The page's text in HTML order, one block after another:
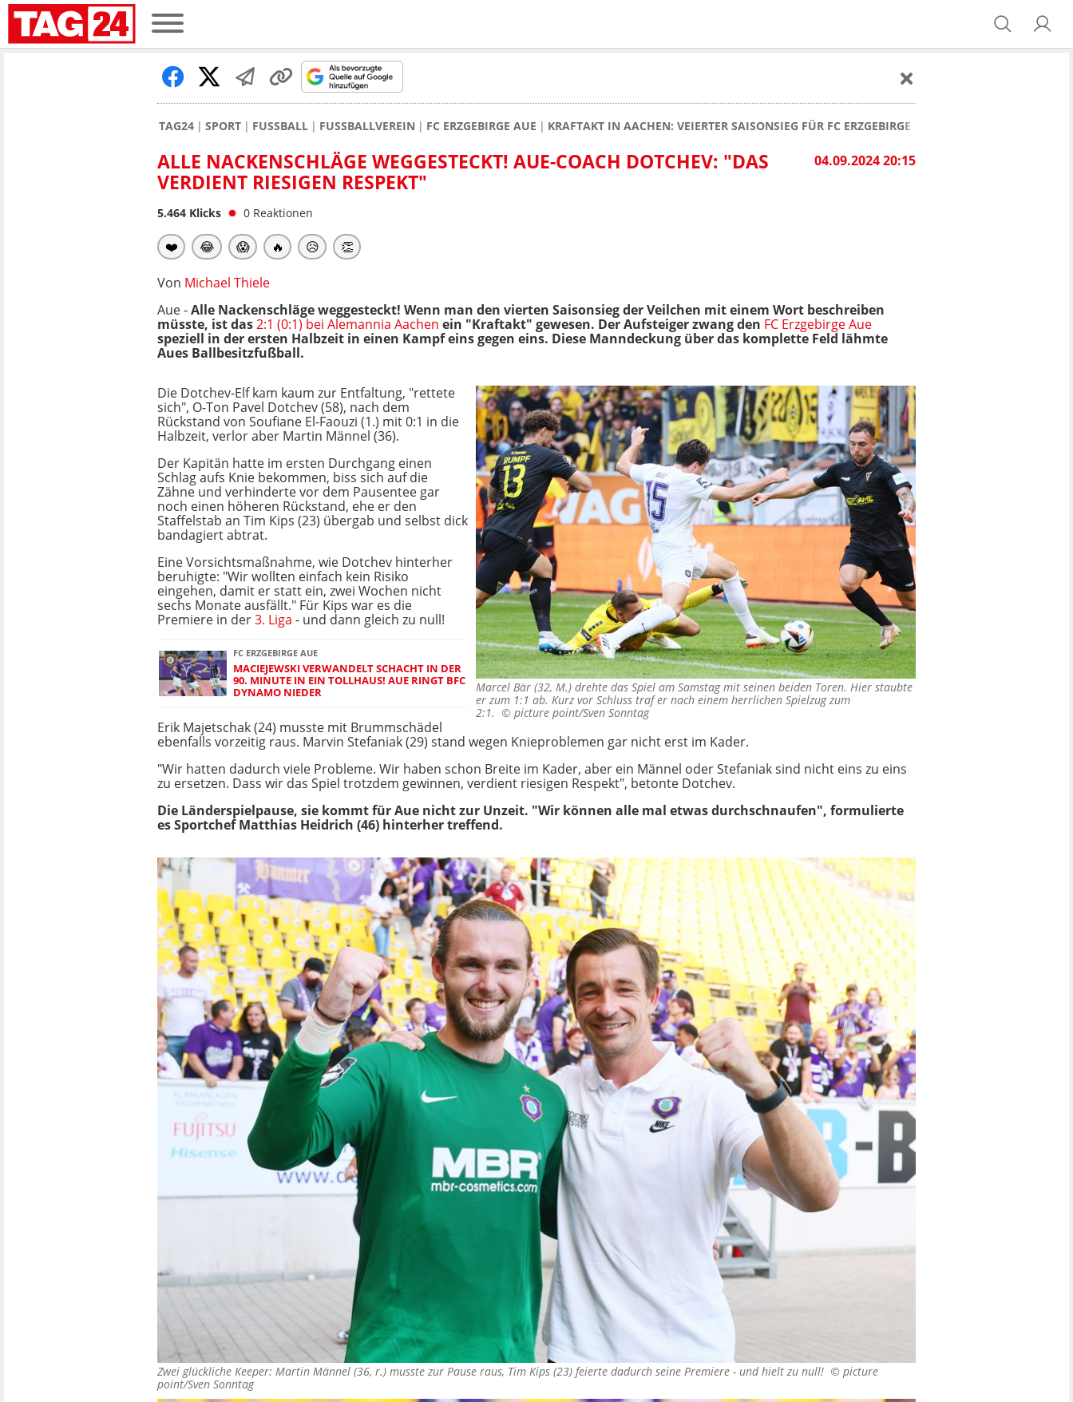
TAG24 SPORT FUSSBALL FUSSBALLVEREIN FC ERZGEBIRGE AUE KRAFTAKT IN AACHEN: VEIERTER SAISONSIEG FÜR FC ERZGEBIRGE AUE TROTZ RÜCKSCHLÄGEN
04.09.2024 20:15
ALLE NACKENSCHLÄGE WEGGESTECKT! AUE-COACH DOTCHEV: "DAS
VERDIENT RIESIGEN RESPEKT"
5.464 Klicks 0 Reaktionen
❤️ 😂 😱 🔥 😥 👏
Von Michael Thiele
Aue -Alle Nackenschläge weggesteckt! Wenn man den vierten Saisonsieg der Veilchen mit einem Wort beschreiben
müsste, ist das2:1 (0:1) bei Alemannia Aachen ein "Kraftakt" gewesen. Der Aufsteiger zwang den FC Erzgebirge Aue
speziell in der ersten Halbzeit in einen Kampf eins gegen eins. Diese Manndeckung über das komplette Feld lähmte
Aues Ballbesitzfußball.
Marcel Bär (32, M.) drehte das Spiel am Samstag mit seinen beiden Toren. Hier staubte
er zum 1:1 ab. Kurz vor Schluss traf er nach einem herrlichen Spielzug zum
2:1. © picture point/Sven Sonntag
Die Dotchev-Elf kam kaum zur Entfaltung, "rettete
sich", O-Ton Pavel Dotchev (58), nach dem
Rückstand von Soufiane El-Faouzi (1.) mit 0:1 in die
Halbzeit, verlor aber Martin Männel (36).
Der Kapitän hatte im ersten Durchgang einen
Schlag aufs Knie bekommen, biss sich auf die
Zähne und verhinderte vor dem Pausentee gar
noch einen höheren Rückstand, ehe er den
Staffelstab an Tim Kips (23) übergab und selbst dick
bandagiert abtrat.
Eine Vorsichtsmaßnahme, wie Dotchev hinterher
beruhigte: "Wir wollten einfach kein Risiko
eingehen, damit er statt ein, zwei Wochen nicht
sechs Monate ausfällt." Für Kips war es die
Premiere in der3. Liga - und dann gleich zu null!
FC ERZGEBIRGE AUE
MACIEJEWSKI VERWANDELT SCHACHT IN DER
90. MINUTE IN EIN TOLLHAUS! AUE RINGT BFC
DYNAMO NIEDER
Erik Majetschak (24) musste mit Brummschädel
ebenfalls vorzeitig raus. Marvin Stefaniak (29) stand wegen Knieproblemen gar nicht erst im Kader.
"Wir hatten dadurch viele Probleme. Wir haben schon Breite im Kader, aber ein Männel oder Stefaniak sind nicht eins zu eins
zu ersetzen. Dass wir das Spiel trotzdem gewinnen, verdient riesigen Respekt", betonte Dotchev.
Die Länderspielpause, sie kommt für Aue nicht zur Unzeit. "Wir können alle mal etwas durchschnaufen", formulierte
es Sportchef Matthias Heidrich (46) hinterher treffend.
Zwei glückliche Keeper: Martin Männel (36, r.) musste zur Pause raus, Tim Kips (23) feierte dadurch seine Premiere - und hielt zu null! © picture
point/Sven Sonntag